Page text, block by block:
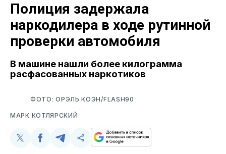
Полиция задержала
наркодилера в ходе рутинной
проверки автомобиля
В машине нашли более килограмма
расфасованных наркотиков
ФОТО: ОРЭЛЬ КОЭН/FLASH90
МАРК КОТЛЯРСКИЙ
Поделиться
Поделиться
Поделиться
Скопируйте